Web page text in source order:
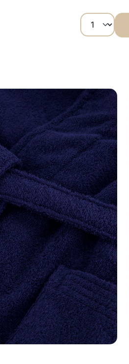
Produkt